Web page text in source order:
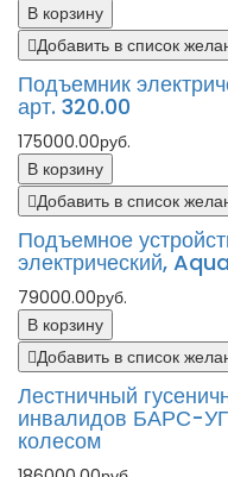
В корзину
Добавить в список
Подъемник
арт. 320.00
175000.00руб.
В корзину
Добавить в список
Подъемное
электрический,
79000.00руб.
В корзину
Добавить в список
Лестничный
инвалидов БАРС-
колесом